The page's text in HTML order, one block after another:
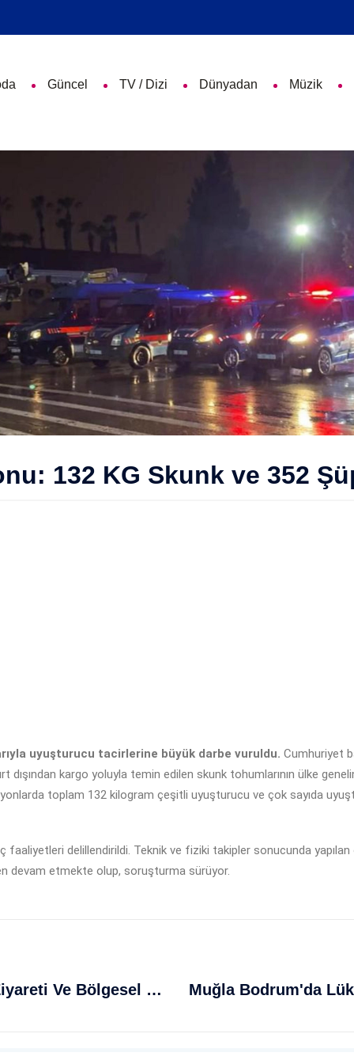
Güncel TV / Dizi Dünyadan Müzik
132 KG Skunk ve 352
uyuşturucu tacirlerine büyük darbe vuruldu. Cumhuriyet
kargo yoluyla temin edilen skunk tohumlarının ülke
toplam 132 kilogram çeşitli uyuşturucu ve çok sayıda
delillendirildi. Teknik ve fiziki takipler sonucunda yapılan
devam etmekte olup, soruşturma sürüyor.
Dışişleri Bakanı Fidan'dan Rusya Ziyareti Ve Bölgesel İşbirliği Vurgusu